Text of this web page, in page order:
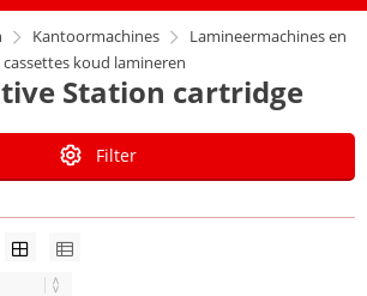
Kantoormachines
Lamineermachines en
koud lamineren
Station cartridge
Filter